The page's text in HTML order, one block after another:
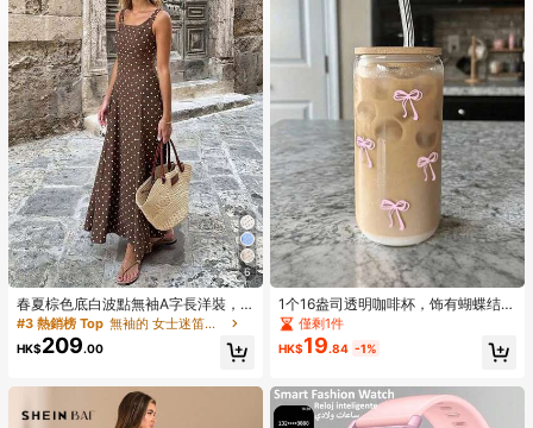
6
春夏棕色底白波點無袖A字長洋裝，
極簡優雅風格，適合日常通勤與派對
穿著
#3 熱銷榜 Top 無袖的 女士迷笛連衣裙
HK$209.00
1个16盎司透明咖啡杯，饰有蝴蝶结图
案，配有竹制杯盖和吸管，大容量户
外旅行便携饮料/果汁杯，适合夏季和
冬季使用，生日/节日派对礼物，圣诞
可爱单品，伴娘礼物，玻璃杯，玻璃
罐，美观，女士礼物
僅剩1件
HK$19.84 -1%